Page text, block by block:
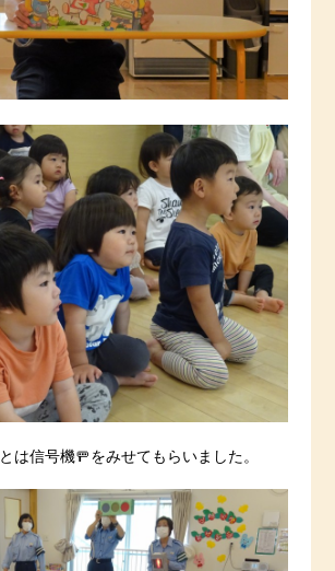
は信号機🚥をみせてもらいました。